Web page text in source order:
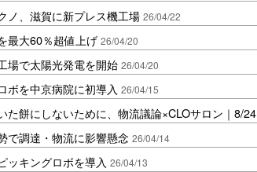
ノ、滋賀に新プレス機工場 26/04/22
最大60％超値上げ 26/04/20
場で太陽光発電を開始 26/04/20
ボを中京病院に初導入 26/04/15
た餅にしないために、物流議論×CLOサロン｜8/24
で調達・物流に影響懸念 26/04/14
ッキングロボを導入 26/04/13